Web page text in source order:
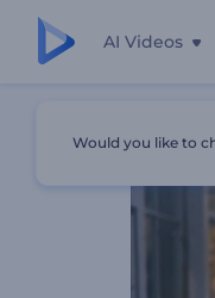
AI Videos
Would you like to